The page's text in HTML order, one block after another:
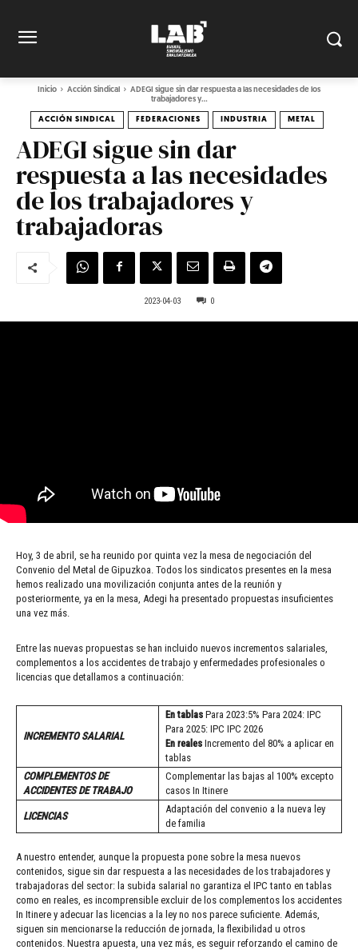
Inicio Acción Sindical
ADEGI sigue sin dar respuesta a las necesidades de los
trabajadores y...
ACCIÓN SINDICAL FEDERACIONES INDUSTRIA METAL
ADEGI sigue sin dar
respuesta a las necesidades
de los trabajadores y
trabajadoras
2023-04-03 0
Hoy, 3 de abril, se ha reunido por quinta vez la mesa de negociación del
Convenio del Metal de Gipuzkoa. Todos los sindicatos presentes en la mesa
hemos realizado una movilización conjunta antes de la reunión y
posteriormente, ya en la mesa, Adegi ha presentado propuestas insuficientes
una vez más.
Entre las nuevas propuestas se han incluido nuevos incrementos salariales,
complementos a los accidentes de trabajo y enfermedades profesionales o
licencias que detallamos a continuación:
INCREMENTO SALARIAL
En tablas Para 2023:5% Para 2024: IPC
Para 2025: IPC IPC 2026
En reales Incremento del 80% a aplicar en
tablas
COMPLEMENTOS DE
ACCIDENTES DE TRABAJO
Complementar las bajas al 100% excepto
casos In Itinere
LICENCIAS
Adaptación del convenio a la nueva ley
de familia
A nuestro entender, aunque la propuesta pone sobre la mesa nuevos
contenidos, sigue sin dar respuesta a las necesidades de los trabajadores y
trabajadoras del sector: la subida salarial no garantiza el IPC tanto en tablas
como en reales, es incomprensible excluir de los complementos los accidentes
In Itinere y adecuar las licencias a la ley no nos parece suficiente. Además,
siguen sin mencionarse la reducción de jornada, la flexibilidad u otros
contenidos. Nuestra apuesta, una vez más, es seguir reforzando el camino de